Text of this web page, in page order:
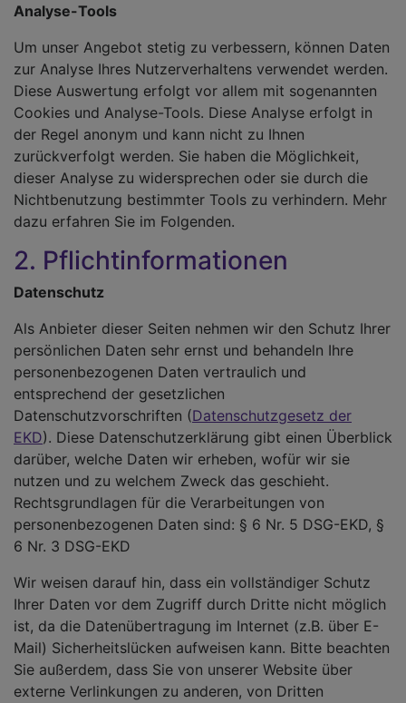
Analyse-Tools
Um unser Angebot stetig zu verbessern, können Daten
zur Analyse Ihres Nutzerverhaltens verwendet werden.
Diese Auswertung erfolgt vor allem mit sogenannten
Cookies und Analyse-Tools. Diese Analyse erfolgt in
der Regel anonym und kann nicht zu Ihnen
zurückverfolgt werden. Sie haben die Möglichkeit,
dieser Analyse zu widersprechen oder sie durch die
Nichtbenutzung bestimmter Tools zu verhindern. Mehr
dazu erfahren Sie im Folgenden.
2. Pflichtinformationen
Datenschutz
Als Anbieter dieser Seiten nehmen wir den Schutz Ihrer
persönlichen Daten sehr ernst und behandeln Ihre
personenbezogenen Daten vertraulich und
entsprechend der gesetzlichen
Datenschutzvorschriften (Datenschutzgesetz der
EKD). Diese Datenschutzerklärung gibt einen Überblick
darüber, welche Daten wir erheben, wofür wir sie
nutzen und zu welchem Zweck das geschieht.
Rechtsgrundlagen für die Verarbeitungen von
personenbezogenen Daten sind: § 6 Nr. 5 DSG-EKD, §
6 Nr. 3 DSG-EKD
Wir weisen darauf hin, dass ein vollständiger Schutz
Ihrer Daten vor dem Zugriff durch Dritte nicht möglich
ist, da die Datenübertragung im Internet (z.B. über E-
Mail) Sicherheitslücken aufweisen kann. Bitte beachten
Sie außerdem, dass Sie von unserer Website über
externe Verlinkungen zu anderen, von Dritten